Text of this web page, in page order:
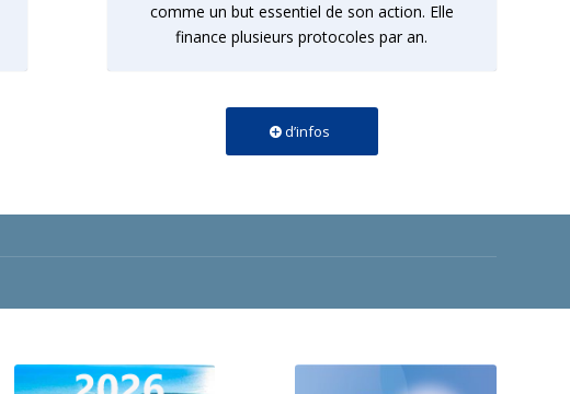
comme un but essentiel de son action. Elle
finance plusieurs protocoles par an.
d’infos